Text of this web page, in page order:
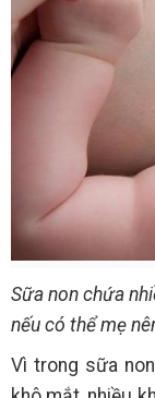
Sữa non chứa
nếu có thể mẹ
Vì trong sữa